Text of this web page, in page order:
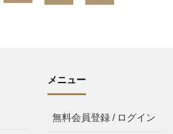
メニュー
無料会員登録 / ログイン